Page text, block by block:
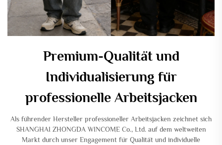
Premium-Qualität und
Individualisierung für
professionelle Arbeitsjacken
Als führender Hersteller professioneller Arbeitsjacken zeichnet sich
SHANGHAI ZHONGDA WINCOME Co., Ltd. auf dem weltweiten
Markt durch unser Engagement für Qualität und individuelle